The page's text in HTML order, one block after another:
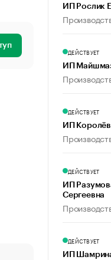
ИП Рослик
ДЕЙСТВУЕТ
ИП
ДЕЙСТВУЕТ
ИП
ДЕЙСТВУЕТ
ИП
Сергеевна
ДЕЙСТВУЕТ
ИП